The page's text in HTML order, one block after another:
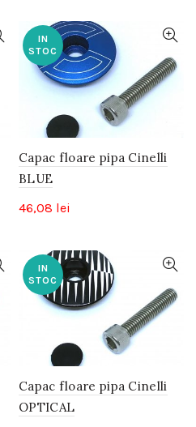
IN
STOC
Capac floare pipa Cinelli
BLUE
46,08 lei
IN
STOC
Capac floare pipa Cinelli
OPTICAL